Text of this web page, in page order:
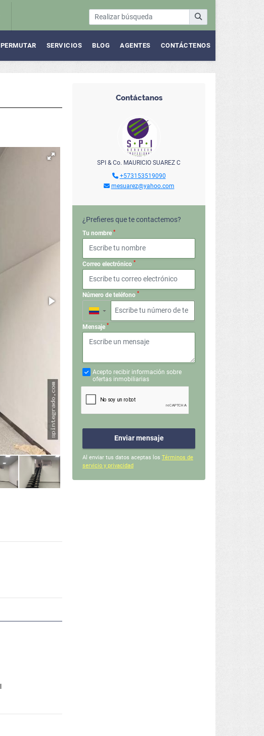
PERMUTAR SERVICIOS BLOG AGENTES CONTÁCTENOS
Contáctanos
SPI & Co. MAURICIO SUAREZ C
+573153519090
mesuarez@yahoo.com
¿Prefieres que te contactemos?
Tu nombre *
Correo electrónico *
Número de teléfono *
▼
Mensaje *
Acepto recibir información sobre
ofertas inmobiliarias
Enviar mensaje
Al enviar tus datos aceptas los Términos de
servicio y privacidad